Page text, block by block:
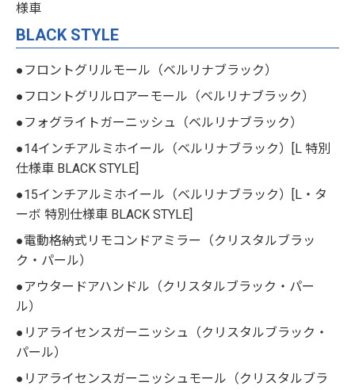
様車
BLACK STYLE
●フロントグリルモール（ベルリナブラック）
●フロントグリルロアーモール（ベルリナブラック）
●フォグライトガーニッシュ（ベルリナブラック）
●14インチアルミホイール（ベルリナブラック）[L 特別
仕様車 BLACK STYLE]
●15インチアルミホイール（ベルリナブラック）[L・タ
ーボ 特別仕様車 BLACK STYLE]
●電動格納式リモコンドアミラー（クリスタルブラッ
ク・パール）
●アウタードアハンドル（クリスタルブラック・パー
ル）
●リアライセンスガーニッシュ（クリスタルブラック・
パール）
●リアライセンスガーニッシュモール（クリスタルブラ